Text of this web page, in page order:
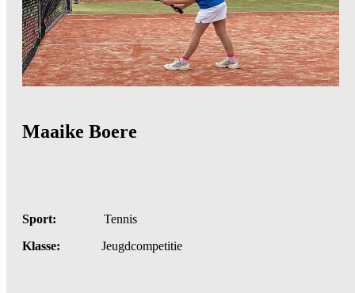
Maaike Boere
Sport: Tennis
Klasse: Jeugdcompetitie